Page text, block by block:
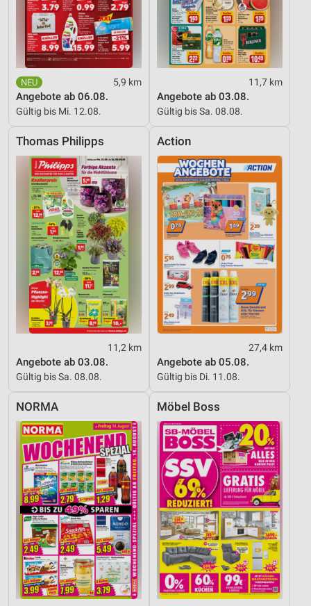
5,9 km
Angebote ab 06.08.
Gültig bis Mi. 12.08.
11,7 km
Angebote ab 03.08.
Gültig bis Sa. 08.08.
Thomas Philipps
11,2 km
Angebote ab 03.08.
Gültig bis Sa. 08.08.
Action
27,4 km
Angebote ab 05.08.
Gültig bis Di. 11.08.
NORMA Möbel Boss
Geräte anhand von aktiv angeforderten
Informationen identifizieren
Nicht-IAB-Verarbeitungszwecke:
Notwendig
Performance
Werbung